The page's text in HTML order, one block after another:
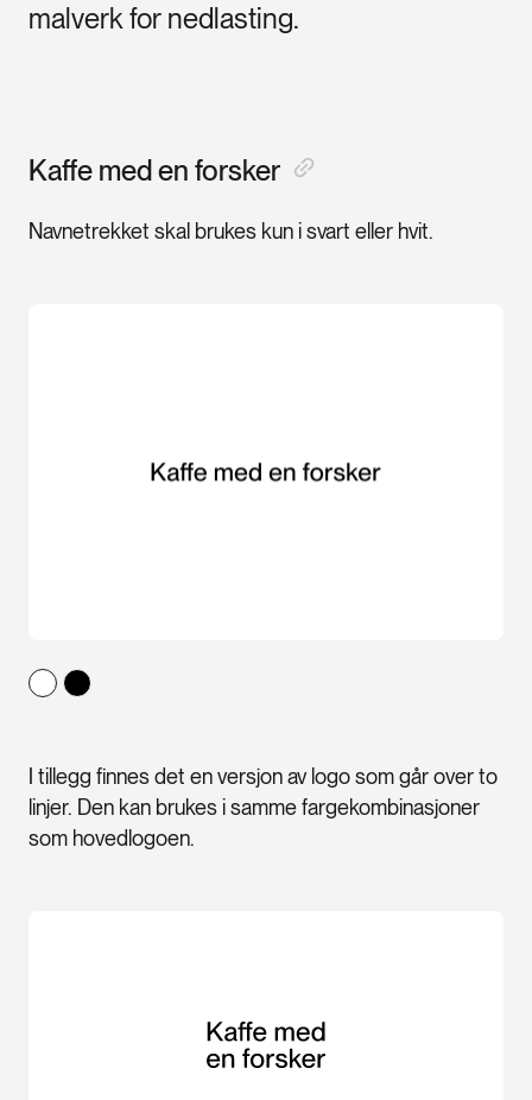
malverk for nedlasting.
Kaffe med en forsker
Navnetrekket skal brukes kun i svart eller hvit.
I tillegg finnes det en versjon av logo som går over to
linjer. Den kan brukes i samme fargekombinasjoner
som hovedlogoen.